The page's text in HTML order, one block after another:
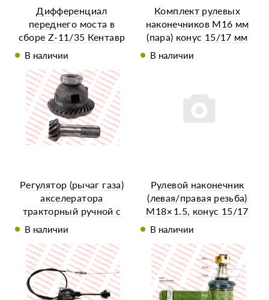
Дифференциал
переднего моста в
сборе Z-11/35 Кентавр
В наличии
Комплект рулевых
наконечников М16 мм
(пара) конус 15/17 мм
В наличии
Регулятор (рычаг газа)
акселератора
тракторный ручной с
тросом (ручной газ)
В наличии
Рулевой наконечник
(левая/правая резьба)
М18×1.5, конус 15/17
В наличии